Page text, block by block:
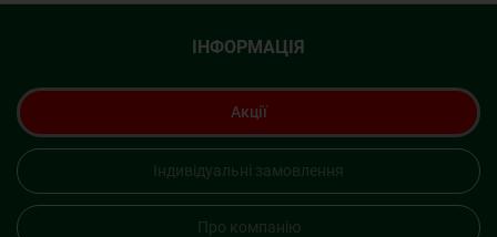
ІНФОРМАЦІЯ
Акції
Індивідуальні замовлення
Про компанію